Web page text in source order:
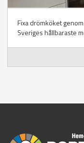
Fixa drömköket
Sveriges hållbaraste